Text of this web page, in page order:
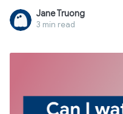
embargo, no todas las
algunas filtran la red y
mediante MDM. En este
Jane Truong
3 min read